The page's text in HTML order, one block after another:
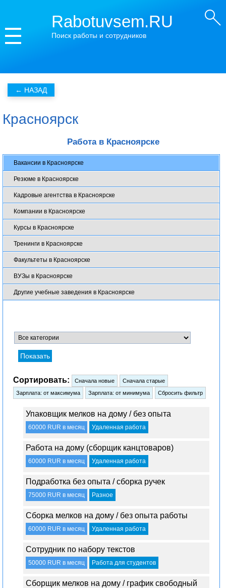
Rabotuvsem.RU
Поиск работы и сотрудников
Красноярск
Работа в Красноярске
Вакансии в Красноярске
Резюме в Красноярске
Кадровые агентства в Красноярске
Компании в Красноярске
Курсы в Красноярске
Тренинги в Красноярске
Факультеты в Красноярске
ВУЗы в Красноярске
Другие учебные заведения в Красноярске
Сортировать:
Упаковщик мелков на дому / без опыта
60000 RUR в месяц Удаленная работа
Работа на дому (сборщик канцтоваров)
60000 RUR в месяц Удаленная работа
Подработка без опыта / сборка ручек
75000 RUR в месяц Разное
Сборка мелков на дому / без опыта работы
60000 RUR в месяц Удаленная работа
Сотрудник по набору текстов
50000 RUR в месяц Работа для студентов
Сборщик мелков на дому / график свободный